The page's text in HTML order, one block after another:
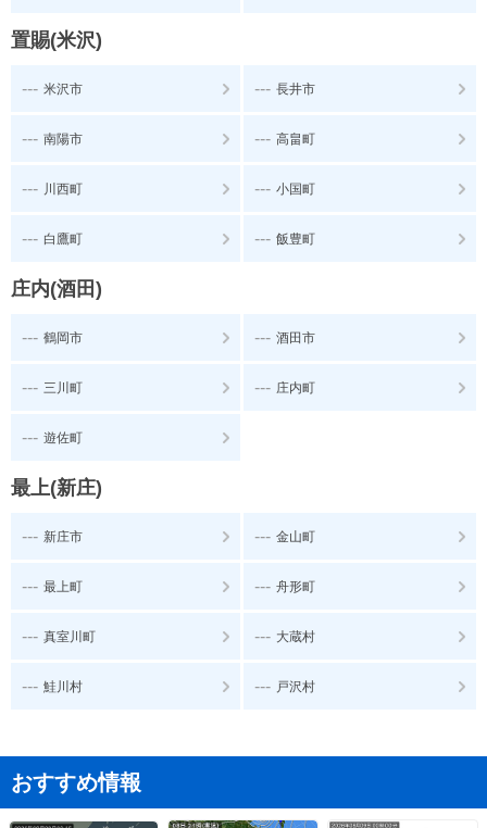
置賜(米沢)
--- 米沢市 --- 長井市
--- 南陽市 --- 高畠町
--- 川西町 --- 小国町
--- 白鷹町 --- 飯豊町
庄内(酒田)
--- 鶴岡市 --- 酒田市
--- 三川町 --- 庄内町
--- 遊佐町
最上(新庄)
--- 新庄市 --- 金山町
--- 最上町 --- 舟形町
--- 真室川町 --- 大蔵村
--- 鮭川村 --- 戸沢村
おすすめ情報